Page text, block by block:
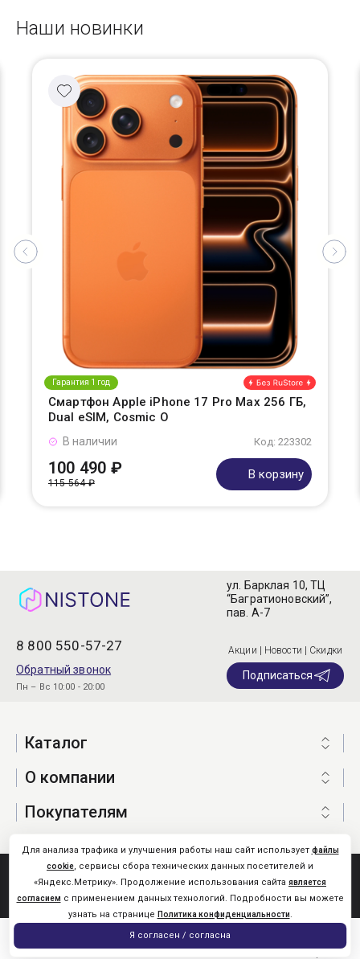
Наши новинки
Гарантия 1 год
Смартфон Apple iPhone 17 Pro Max 256 ГБ,
Dual eSIM, Cosmic O
Код: 223302
В наличии
100 490 ₽
115 564 ₽
В корзину
8 800 550-57-27
Обратный звонок
Пн – Вс 10:00 - 20:00
ул. Барклая 10, ТЦ
“Багратионовский”,
пав. А-7
Акции | Новости | Скидки
Подписаться
Каталог
О компании
Покупателям
Nistone.Ru © 2026
Карта сайта
Для анализа трафика и улучшения работы наш сайт использует файлы
cookie, сервисы сбора технических данных посетителей и
«Яндекс.Метрику». Продолжение использования сайта является
согласием с применением данных технологий. Подробности вы можете
узнать на странице Политика конфиденциальности.
Я согласен / согласна